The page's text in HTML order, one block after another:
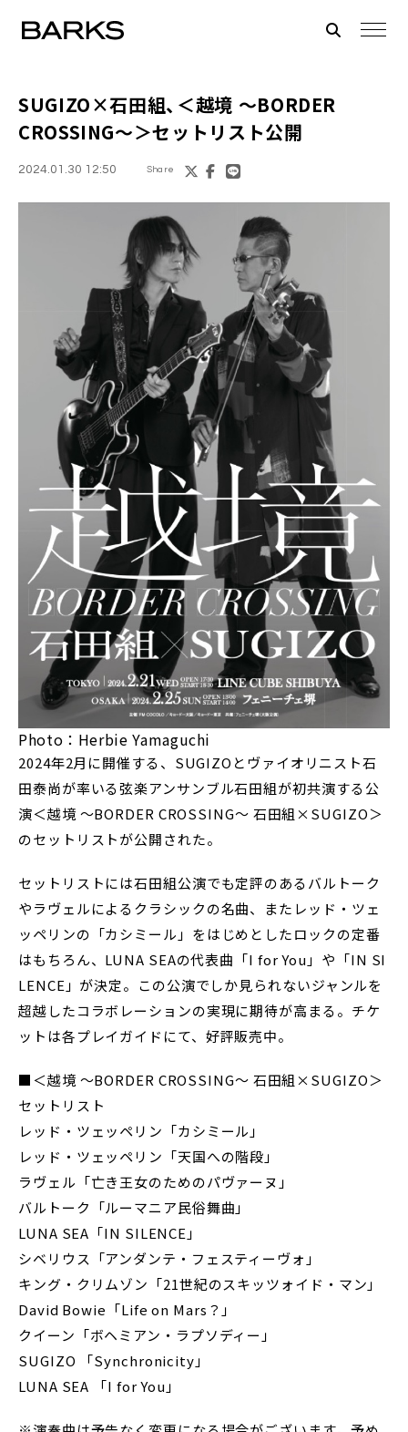
SUGIZO×石田組、＜越境 ～BORDER
CROSSING～＞セットリスト公開
2024.01.30 12:50 Share
Photo：Herbie Yamaguchi
2024年2月に開催する、SUGIZOとヴァイオリニスト石
田泰尚が率いる弦楽アンサンブル石田組が初共演する公
演＜越境 ～BORDER CROSSING～ 石田組×SUGIZO＞
のセットリストが公開された。
セットリストには石田組公演でも定評のあるバルトーク
やラヴェルによるクラシックの名曲、またレッド・ツェ
ッペリンの「カシミール」をはじめとしたロックの定番
はもちろん、LUNA SEAの代表曲「I for You」や「IN SI
LENCE」が決定。この公演でしか見られないジャンルを
超越したコラボレーションの実現に期待が高まる。チケ
ットは各プレイガイドにて、好評販売中。
■＜越境 ～BORDER CROSSING～ 石田組×SUGIZO＞
セットリスト
レッド・ツェッペリン「カシミール」
レッド・ツェッペリン「天国への階段」
ラヴェル「亡き王女のためのパヴァーヌ」
バルトーク「ルーマニア民俗舞曲」
LUNA SEA「IN SILENCE」
シベリウス「アンダンテ・フェスティーヴォ」
キング・クリムゾン「21世紀のスキッツォイド・マン」
David Bowie「Life on Mars？」
クイーン「ボヘミアン・ラプソディー」
SUGIZO 「Synchronicity」
LUNA SEA 「I for You」